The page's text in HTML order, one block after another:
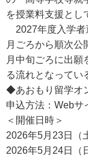
を授業料支援とし
2027年度入学者
月ごろから順次公
月中旬ごろに出願
る流れとなってい
◆あおもり留学オ
申込方法：Webサ
＜開催日時＞
2026年5月23日（
2026年5月24日（